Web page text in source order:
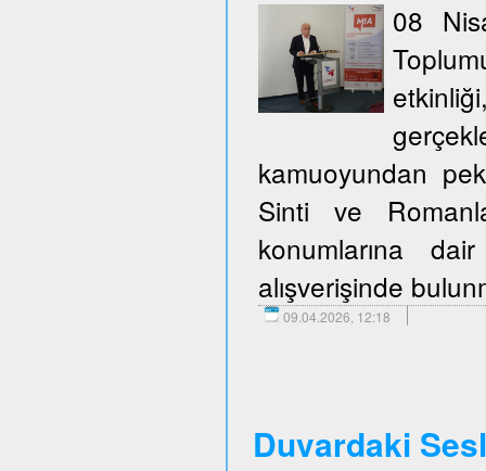
08
kamuoyundan pek
Sinti ve
konumlarına
alışverişinde
09.04.2026, 12:18
Duvardaki